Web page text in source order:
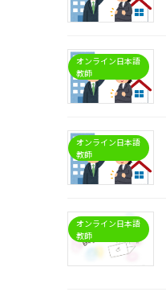
オンライン日本語
教師
オンライン日本語
教師
オンライン日本語
教師